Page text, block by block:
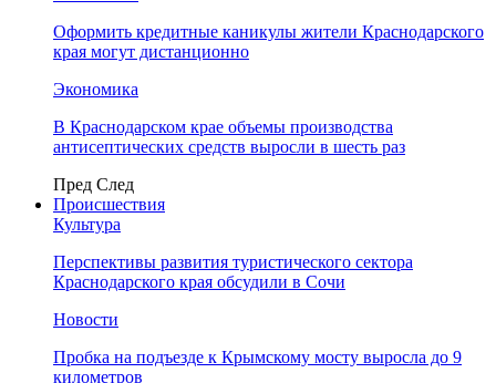
Оформить кредитные каникулы жители Краснодарского
края могут дистанционно
Экономика
В Краснодарском крае объемы производства
антисептических средств выросли в шесть раз
Пред След
Происшествия
Культура
Перспективы развития туристического сектора
Краснодарского края обсудили в Сочи
Новости
Пробка на подъезде к Крымскому мосту выросла до 9
километров